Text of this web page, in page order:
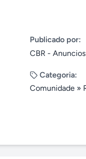
Publicado por:
CBR - Anuncios
Categoria:
Comunidade »